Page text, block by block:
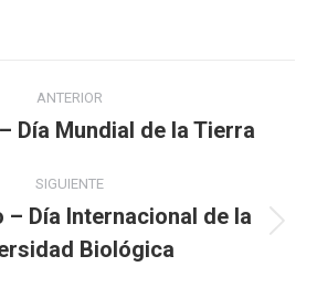
ANTERIOR
Publicación
Día Mundial de la Tierra
SIGUIENTE
siguiente:
– Día Internacional de la
Biológica